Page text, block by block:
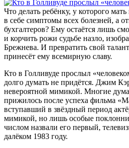
Что делать ребёнку, у которого
в себе симптомы всех болезней, а
бухгалтеров? Ему остаётся лишь
и корчить рожи судьбе назло,
Брежнева. И превратить свой
принесёт ему всемирную славу.
Кто в Голливуде прослыл
долго думать не придётся. Джим
невероятной мимикой. Многие
прижилось после успеха фильма
вступавший в звёздный период
мимикой, но лишь особые
числом назвали его первый,
далёком 1983 году.